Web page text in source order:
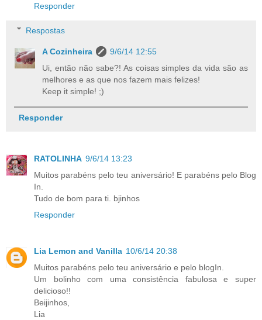
Responder
Respostas
A Cozinheira
9/6/14 12:55
Ui, então não sabe?! As coisas simples da vida são as
melhores e as que nos fazem mais felizes!
Keep it simple! ;)
Responder
RATOLINHA 9/6/14 13:23
Muitos parabéns pelo teu aniversário! E parabéns pelo Blog
In.
Tudo de bom para ti. bjinhos
Responder
Lia Lemon and Vanilla 10/6/14 20:38
Muitos parabéns pelo teu aniversário e pelo blogIn.
Um bolinho com uma consistência fabulosa e super
delicioso!!
Beijinhos,
Lia